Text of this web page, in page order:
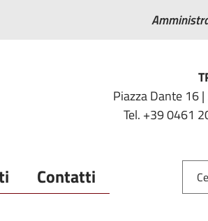
Piazza Dante 16
Tel. +39 0461
Contatti